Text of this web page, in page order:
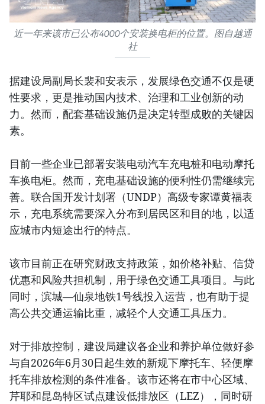
近一年来该市已公布4000个安装换电柜的位置。图自越通
社
据建设局副局长裴和安表示，发展绿色交通不仅是硬
性要求，更是推动国内技术、治理和工业创新的动
力。然而，配套基础设施仍是决定转型成败的关键因
素。
目前一些企业已部署安装电动汽车充电桩和电动摩托
车换电柜。然而，充电基础设施的便利性仍需继续完
善。联合国开发计划署（UNDP）高级专家谭黄福表
示，充电系统需要深入分布到居民区和目的地，以适
应城市内短途出行的特点。
该市目前正在研究财政支持政策，如价格补贴、信贷
优惠和风险共担机制，用于绿色交通工具项目。与此
同时，滨城—仙泉地铁1号线投入运营，也有助于提
高公共交通运输比重，减轻个人交通工具压力。
对于排放控制，建设局建议各企业和养护单位做好参
与自2026年6月30日起生效的新规下摩托车、轻便摩
托车排放检测的条件准备。该市还将在市中心区域、
芹耶和昆岛特区试点建设低排放区（LEZ），同时研